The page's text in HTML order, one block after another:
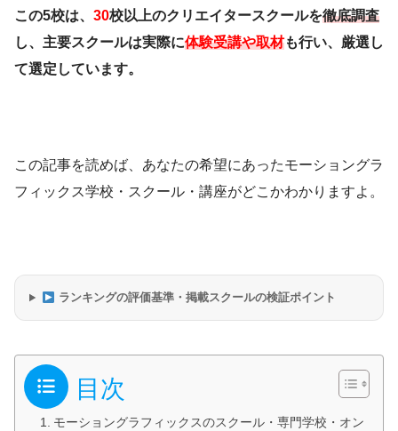
この5校は、 30校以上のクリエイタースクールを徹底調査
し、主要スクールは実際に体験受講や取材も行い、厳選し
て選定しています。
この記事を読めば、あなたの希望にあったモーショングラ
フィックス学校・スクール・講座がどこかわかりますよ。
ランキングの評価基準・掲載スクールの検証ポイント
目次
モーショングラフィックスのスクール・専門学校・オン